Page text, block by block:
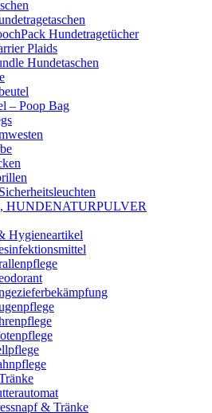
Hundetragetücher
Plaids
Hundetaschen
– Poop Bag
HUNDENATURPULVER
Hygieneartikel
& Tränke